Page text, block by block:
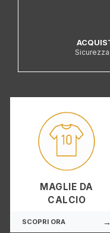
MAGLIE DA
CALCIO
SCOPRI ORA →